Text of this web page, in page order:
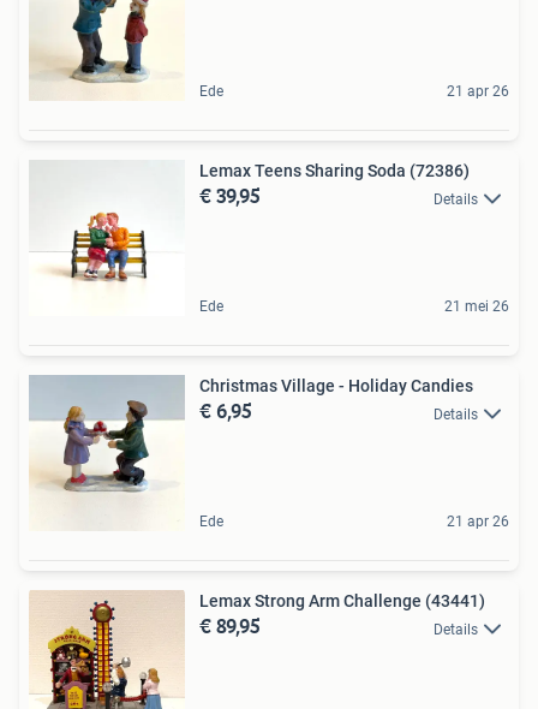
Ede 21 apr 26
Lemax Teens Sharing Soda (72386)
€ 39,95 Details
Ede 21 mei 26
Christmas Village - Holiday Candies
€ 6,95 Details
Ede 21 apr 26
Lemax Strong Arm Challenge (43441)
€ 89,95 Details